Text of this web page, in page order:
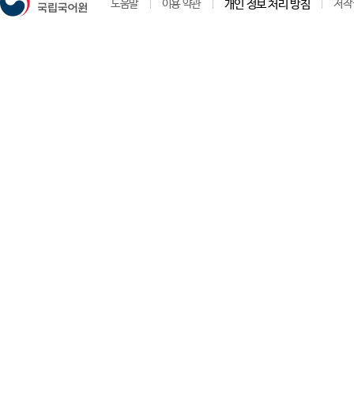
도움말 이용 약관 개인 정보 처리 방침 저